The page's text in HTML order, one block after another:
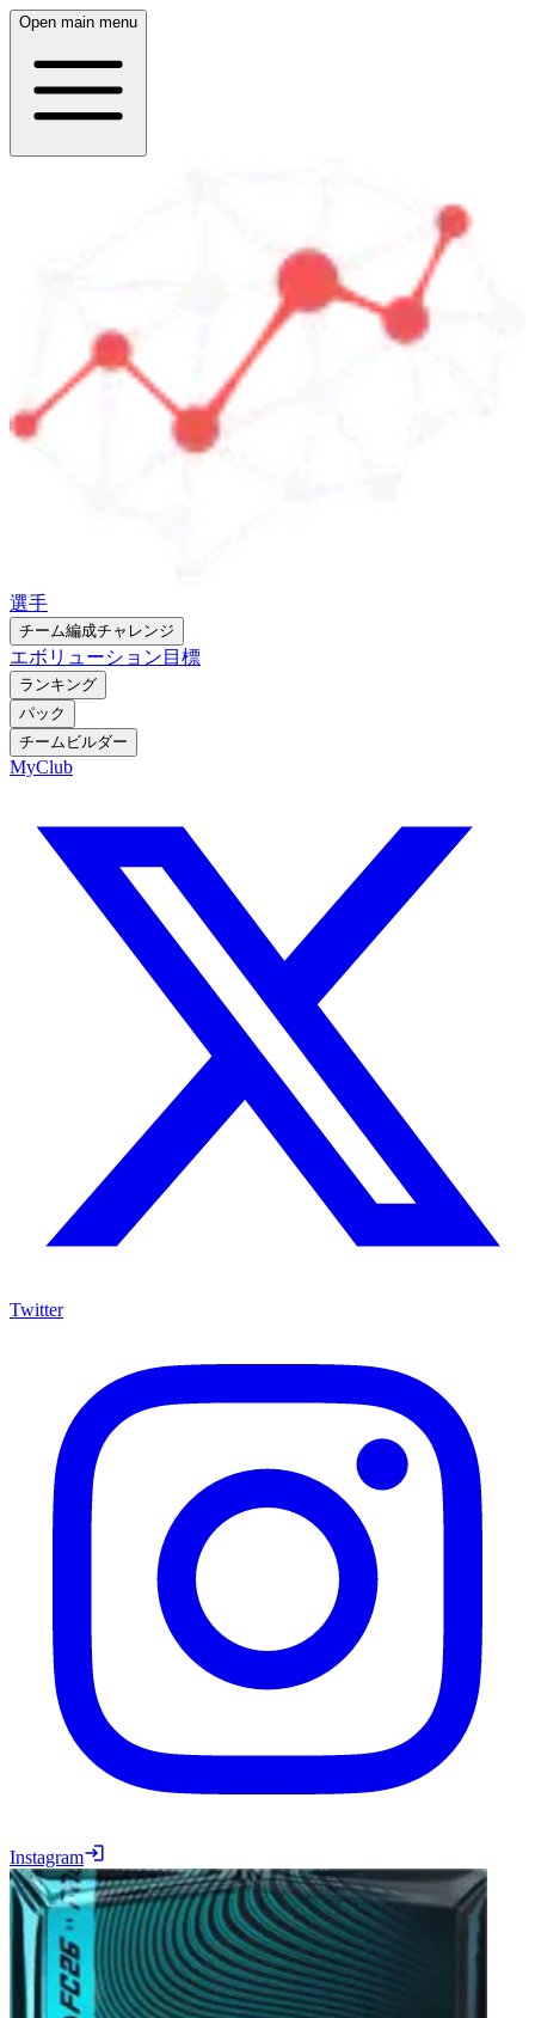
Open main menu
選手
チーム編成チャレンジ
エボリューション 目標
ランキング
パック
チームビルダー
MyClub
Twitter
Instagram